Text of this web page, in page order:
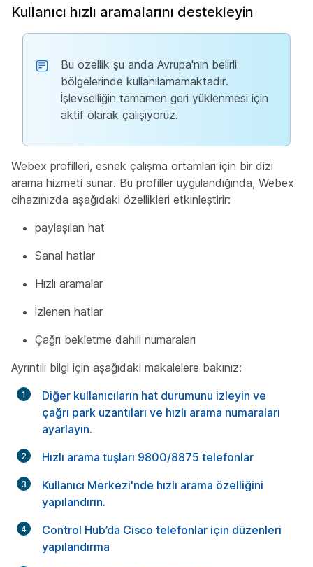
Kullanıcı hızlı aramalarını destekleyin
Bu özellik şu anda Avrupa'nın belirli
bölgelerinde kullanılamamaktadır.
İşlevselliğin tamamen geri yüklenmesi için
aktif olarak çalışıyoruz.
Webex profilleri, esnek çalışma ortamları için bir dizi
arama hizmeti sunar. Bu profiller uygulandığında, Webex
cihazınızda aşağıdaki özellikleri etkinleştirir:
paylaşılan hat
Sanal hatlar
Hızlı aramalar
İzlenen hatlar
Çağrı bekletme dahili numaraları
Ayrıntılı bilgi için aşağıdaki makalelere bakınız:
Diğer kullanıcıların hat durumunu izleyin ve
çağrı park uzantıları ve hızlı arama numaraları
ayarlayın.
Hızlı arama tuşları 9800/8875 telefonlar
Kullanıcı Merkezi'nde hızlı arama özelliğini
yapılandırın.
Control Hub’da Cisco telefonlar için düzenleri
yapılandırma